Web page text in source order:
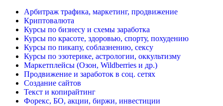
Арбитраж трафика, маркетинг, продвижение
Криптовалюта
Курсы по бизнесу и схемы заработка
Курсы по красоте, здоровью, спорту, похудению
Курсы по пикапу, соблазнению, сексу
Курсы по эзотерике, астрологии, оккультизму
Маркетплейсы (Озон, Wildberries и др.)
Продвижение и заработок в соц. сетях
Создание сайтов
Текст и копирайтинг
Форекс, БО, акции, биржи, инвестиции